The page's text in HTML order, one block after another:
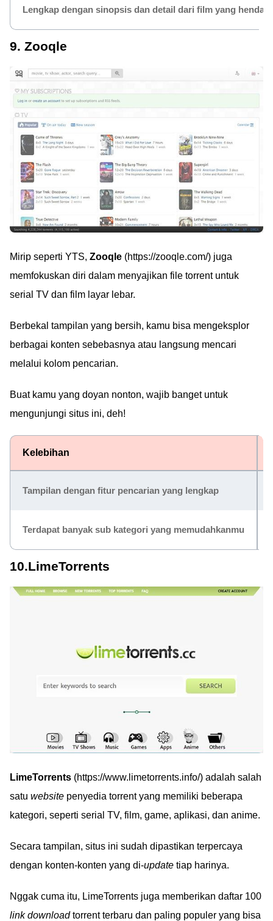
Lengkap dengan sinopsis dan detail dari film yang hendak
9. Zooqle
Mirip seperti YTS, Zooqle (https://zooqle.com/) juga
memfokuskan diri dalam menyajikan file torrent untuk
serial TV dan film layar lebar.
Berbekal tampilan yang bersih, kamu bisa mengeksplor
berbagai konten sebebasnya atau langsung mencari
melalui kolom pencarian.
Buat kamu yang doyan nonton, wajib banget untuk
mengunjungi situs ini, deh!
Kelebihan
Tampilan dengan fitur pencarian yang lengkap
Terdapat banyak sub kategori yang memudahkanmu
10.LimeTorrents
LimeTorrents (https://www.limetorrents.info/) adalah salah
satu website penyedia torrent yang memiliki beberapa
kategori, seperti serial TV, film, game, aplikasi, dan anime.
Secara tampilan, situs ini sudah dipastikan terpercaya
dengan konten-konten yang di-update tiap harinya.
Nggak cuma itu, LimeTorrents juga memberikan daftar 100
link downloadtorrent terbaru dan paling populer yang bisa